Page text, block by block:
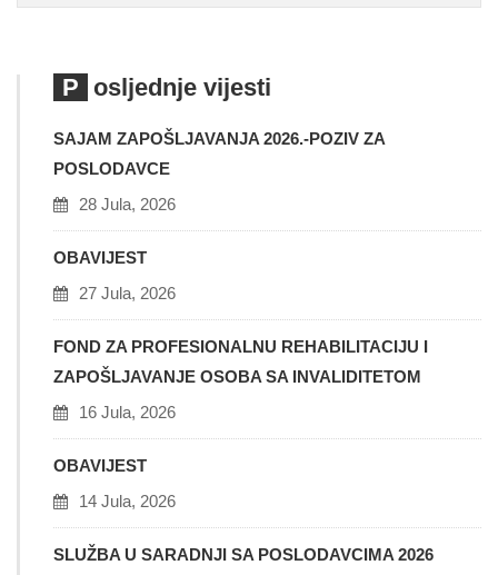
Posljednje vijesti
SAJAM ZAPOŠLJAVANJA 2026.-POZIV ZA
POSLODAVCE
28 Jula, 2026
OBAVIJEST
27 Jula, 2026
FOND ZA PROFESIONALNU REHABILITACIJU I
ZAPOŠLJAVANJE OSOBA SA INVALIDITETOM
16 Jula, 2026
OBAVIJEST
14 Jula, 2026
SLUŽBA U SARADNJI SA POSLODAVCIMA 2026